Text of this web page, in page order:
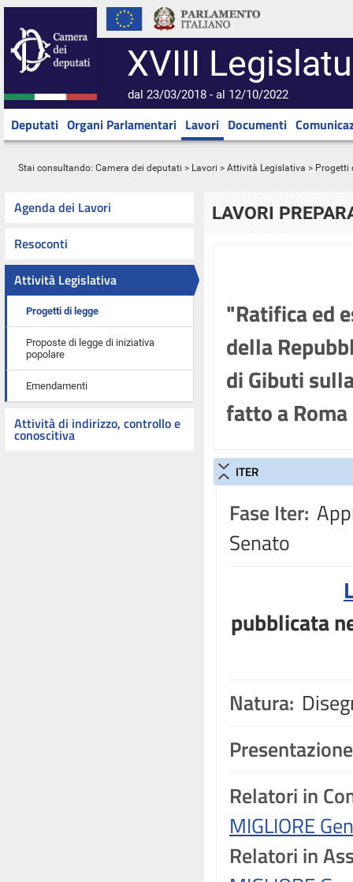
XVIII
dal 23/03/2018 - al 12/10/2022
Deputati Organi Parlamentari Lavori Documenti
Stai consultando: Camera dei deputati > Lavori > Attività Legislativa > Progetti
Agenda dei Lavori
Resoconti
Attività Legislativa
Progetti di legge
Proposte di legge di iniziativa
popolare
Emendamenti
Attività di indirizzo, controllo e
conoscitiva
LAVORI
"Ratifica ed
della
di Gibuti
fatto a
ITER
Fase Iter:
Senato
pubblicata
Natura:
Relatori in
MIGLIORE
Relatori in